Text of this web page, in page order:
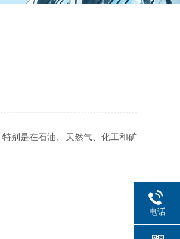
别是在石油、天然气、化工和矿
电话